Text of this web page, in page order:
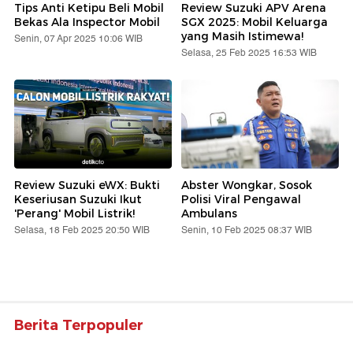
Tips Anti Ketipu Beli Mobil
Bekas Ala Inspector Mobil
Senin, 07 Apr 2025 10:06 WIB
Review Suzuki APV Arena
SGX 2025: Mobil Keluarga
yang Masih Istimewa!
Selasa, 25 Feb 2025 16:53 WIB
Review Suzuki eWX: Bukti
Keseriusan Suzuki Ikut
'Perang' Mobil Listrik!
Selasa, 18 Feb 2025 20:50 WIB
Abster Wongkar, Sosok
Polisi Viral Pengawal
Ambulans
Senin, 10 Feb 2025 08:37 WIB
Berita Terpopuler